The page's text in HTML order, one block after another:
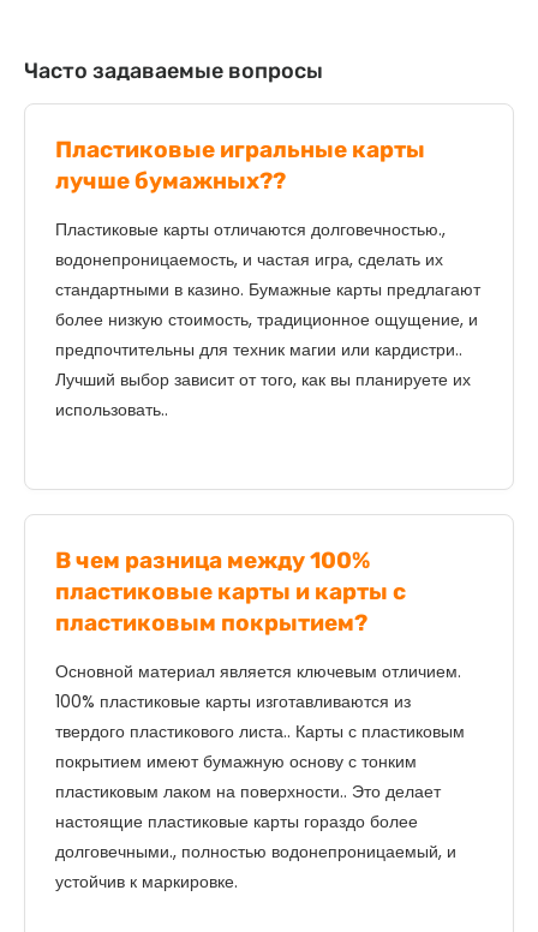
Часто задаваемые вопросы
Пластиковые игральные карты
лучше бумажных??
Пластиковые карты отличаются долговечностью.,
водонепроницаемость, и частая игра, сделать их
стандартными в казино. Бумажные карты предлагают
более низкую стоимость, традиционное ощущение, и
предпочтительны для техник магии или кардистри..
Лучший выбор зависит от того, как вы планируете их
использовать..
В чем разница между 100%
пластиковые карты и карты с
пластиковым покрытием?
Основной материал является ключевым отличием.
100% пластиковые карты изготавливаются из
твердого пластикового листа.. Карты с пластиковым
покрытием имеют бумажную основу с тонким
пластиковым лаком на поверхности.. Это делает
настоящие пластиковые карты гораздо более
долговечными., полностью водонепроницаемый, и
устойчив к маркировке.